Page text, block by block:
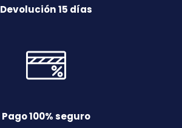
Devolución 15 días
Pago 100% seguro